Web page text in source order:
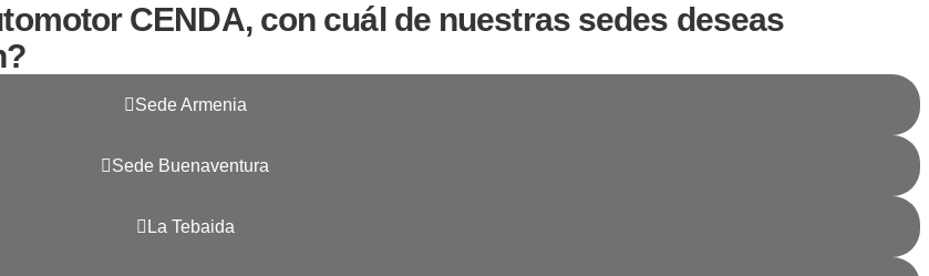
CENDA, con cuál de nuestras sedes deseas
Sede Armenia
Sede Buenaventura
La Tebaida